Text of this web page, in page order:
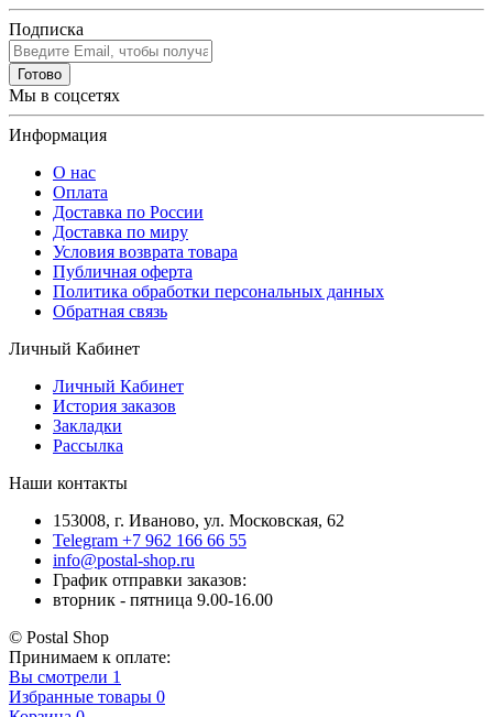
Подписка
Готово
Мы в соцсетях
Информация
О нас
Оплата
Доставка по России
Доставка по миру
Условия возврата товара
Публичная оферта
Политика обработки персональных данных
Обратная связь
Личный Кабинет
Личный Кабинет
История заказов
Закладки
Рассылка
Наши контакты
153008, г. Иваново, ул. Московская, 62
Telegram +7 962 166 66 55
info@postal-shop.ru
График отправки заказов:
вторник - пятница 9.00-16.00
© Postal Shop
Принимаем к оплате:
Вы смотрели 1
Избранные товары 0